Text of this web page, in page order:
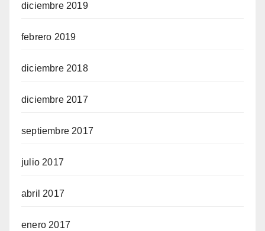
diciembre 2019
febrero 2019
diciembre 2018
diciembre 2017
septiembre 2017
julio 2017
abril 2017
enero 2017